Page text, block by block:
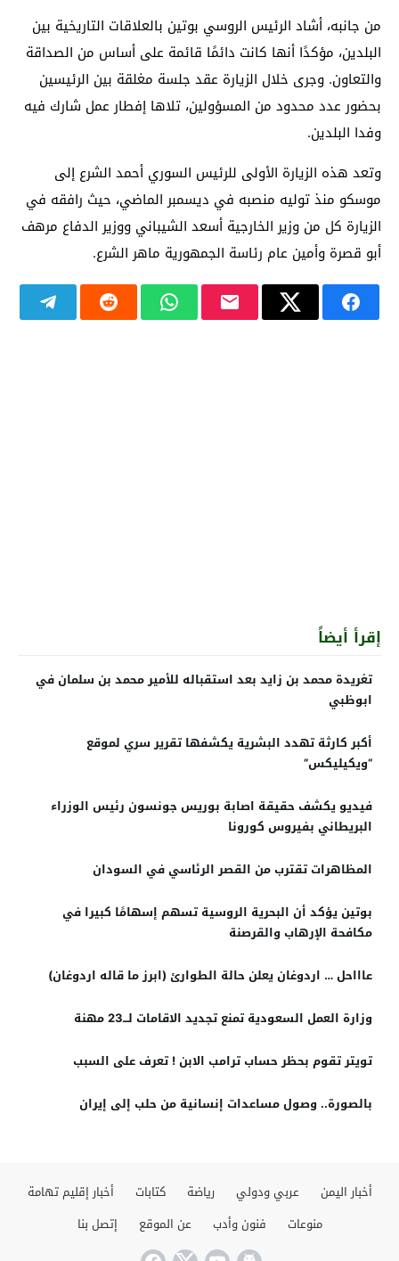
من جانبه، أشاد الرئيس الروسي بوتين بالعلاقات التاريخية بين
البلدين، مؤكدًا أنها كانت دائمًا قائمة على أساس من الصداقة
والتعاون. وجرى خلال الزيارة عقد جلسة مغلقة بين الرئيسين
بحضور عدد محدود من المسؤولين، تلاها إفطار عمل شارك فيه
وفدا البلدين.
وتعد هذه الزيارة الأولى للرئيس السوري أحمد الشرع إلى
موسكو منذ توليه منصبه في ديسمبر الماضي، حيث رافقه في
الزيارة كل من وزير الخارجية أسعد الشيباني ووزير الدفاع مرهف
أبو قصرة وأمين عام رئاسة الجمهورية ماهر الشرع.
إقرأ أيضاً
تغريدة محمد بن زايد بعد استقباله للأمير محمد بن سلمان في
ابوظبي
أكبر كارثة تهدد البشرية يكشفها تقرير سري لموقع
“ويكيليكس”
فيديو يكشف حقيقة اصابة بوريس جونسون رئيس الوزراء
البريطاني بفيروس كورونا
المظاهرات تقترب من القصر الرئاسي في السودان
بوتين يؤكد أن البحرية الروسية تسهم إسهامًا كبيرا في
مكافحة الإرهاب والقرصنة
عاااحل … اردوغان يعلن حالة الطوارئ (ابرز ما قاله اردوغان)
وزارة العمل السعودية تمنع تجديد الاقامات لـــ23 مهنة
تويتر تقوم بحظر حساب ترامب الابن ! تعرف على السبب
بالصورة.. وصول مساعدات إنسانية من حلب إلى إيران
أخبار اليمن عربي ودولي رياضة كتابات
أخبار إقليم تهامة
منوعات
فنون وأدب عن الموقع إتصل بنا